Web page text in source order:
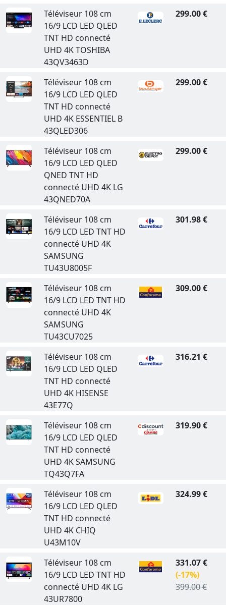
Téléviseur 108 cm
16/9 LCD LED QLED
TNT HD connecté
UHD 4K TOSHIBA
43QV3463D
299.00 €
Téléviseur 108 cm
16/9 LCD LED QLED
TNT HD connecté
UHD 4K ESSENTIEL B
43QLED306
299.00 €
Téléviseur 108 cm
16/9 LCD LED QLED
QNED TNT HD
connecté UHD 4K LG
43QNED70A
299.00 €
Téléviseur 108 cm
16/9 LCD LED TNT HD
connecté UHD 4K
SAMSUNG
TU43U8005F
301.98 €
Téléviseur 108 cm
16/9 LCD LED TNT HD
connecté UHD 4K
SAMSUNG
TU43CU7025
309.00 €
Téléviseur 108 cm
16/9 LCD LED QLED
TNT HD connecté
UHD 4K HISENSE
43E77Q
316.21 €
Téléviseur 108 cm
16/9 LCD LED QLED
TNT HD connecté
UHD 4K SAMSUNG
TQ43Q7FA
319.90 €
Téléviseur 108 cm
16/9 LCD LED QLED
TNT HD connecté
UHD 4K CHIQ
U43M10V
324.99 €
Téléviseur 108 cm
16/9 LCD LED TNT HD
connecté UHD 4K LG
43UR7800
331.07 €
(-17%)
399.00 €